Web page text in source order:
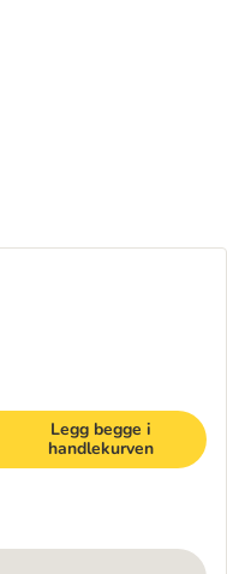
Legg begge i
handlekurven